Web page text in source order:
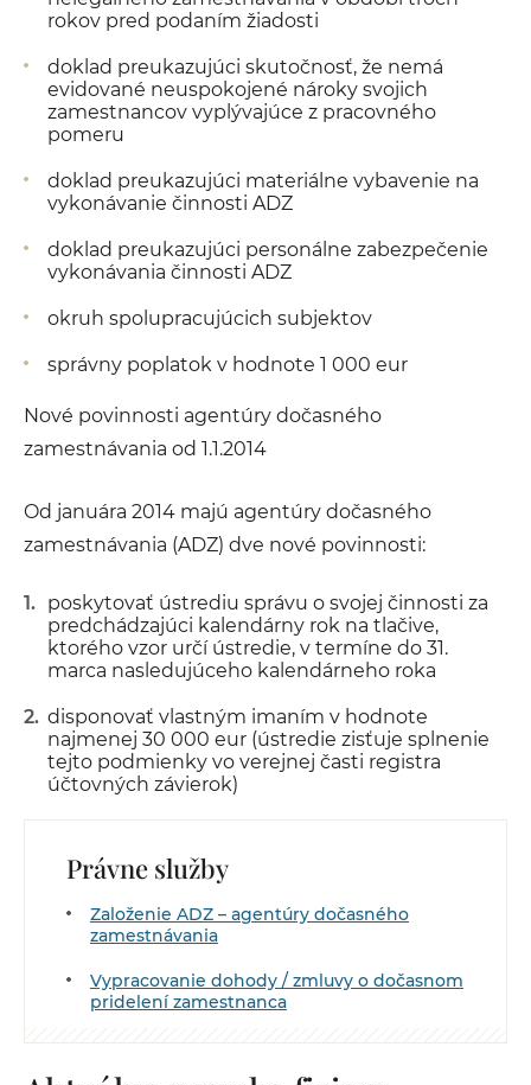
rokov pred podaním žiadosti
doklad preukazujúci skutočnosť, že nemá
evidované neuspokojené nároky svojich
zamestnancov vyplývajúce z pracovného
pomeru
doklad preukazujúci materiálne vybavenie na
vykonávanie činnosti ADZ
doklad preukazujúci personálne zabezpečenie
vykonávania činnosti ADZ
okruh spolupracujúcich subjektov
správny poplatok v hodnote 1 000 eur
Nové povinnosti agentúry dočasného
zamestnávania od 1.1.2014
Od januára 2014 majú agentúry dočasného
zamestnávania (ADZ) dve nové povinnosti:
poskytovať ústrediu správu o svojej činnosti za
predchádzajúci kalendárny rok na tlačive,
ktorého vzor určí ústredie, v termíne do 31.
marca nasledujúceho kalendárneho roka
disponovať vlastným imaním v hodnote
najmenej 30 000 eur (ústredie zisťuje splnenie
tejto podmienky vo verejnej časti registra
účtovných závierok)
Právne služby
Založenie ADZ – agentúry dočasného
zamestnávania
Vypracovanie dohody / zmluvy o dočasnom
pridelení zamestnanca